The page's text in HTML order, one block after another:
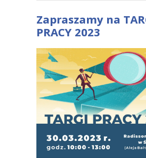
Zapraszamy na
PRACY 2023